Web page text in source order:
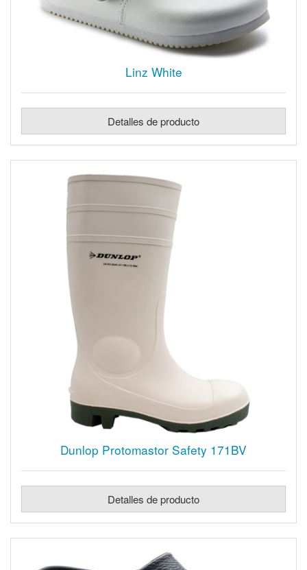
Linz White
Detalles de producto
Dunlop Protomastor Safety 171BV
Detalles de producto